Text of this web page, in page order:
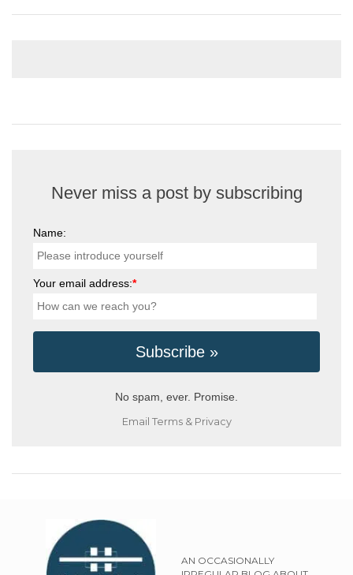
Never miss a post by subscribing
Name:
Your email address:*
No spam, ever. Promise.
Email Terms& Privacy
AN OCCASIONALLY